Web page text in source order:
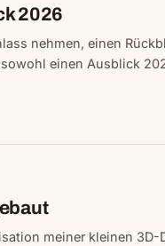
2026
nehmen, einen
einen Ausblick
meiner kleinen